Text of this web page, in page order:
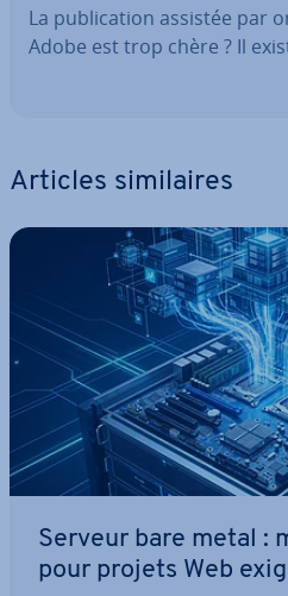
La pu­bli­ca­tion assistée par
Adobe est trop chère ? Il
Articles si­mi­laires
Serveur bare metal :
pour projets Web